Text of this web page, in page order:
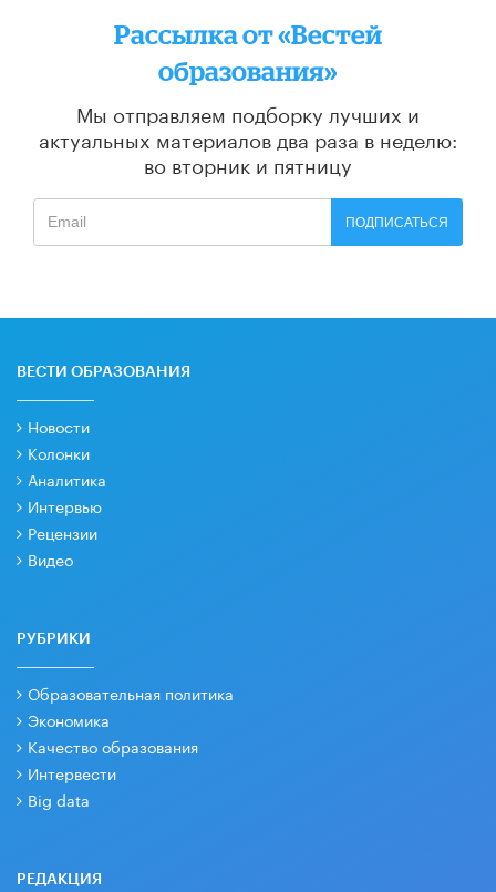
Рассылка от «Вестей
образования»
Мы отправляем подборку лучших и
актуальных материалов два раза в неделю:
во вторник и пятницу
ПОДПИСАТЬСЯ
ВЕСТИ ОБРАЗОВАНИЯ
Новости
Колонки
Аналитика
Интервью
Рецензии
Видео
РУБРИКИ
Образовательная политика
Экономика
Качество образования
Интервести
Big data
РЕДАКЦИЯ